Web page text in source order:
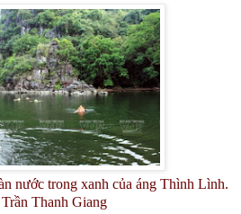
nước trong xanh của áng Thình Lình.
Thanh Giang